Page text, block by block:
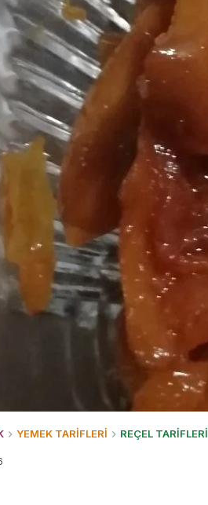
YEMEK TARİFLERİ REÇEL TARİFLERİ